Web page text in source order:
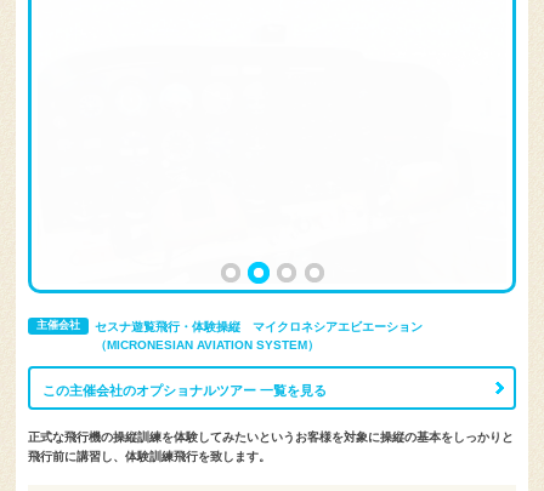
主催会社
セスナ遊覧飛行・体験操縦 マイクロネシアエビエーション
（MICRONESIAN AVIATION SYSTEM）
この主催会社のオプショナルツアー 一覧を見る
正式な飛行機の操縦訓練を体験してみたいというお客様を対象に操縦の基本をしっかりと
飛行前に講習し、体験訓練飛行を致します。